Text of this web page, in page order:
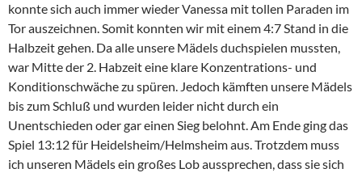
konnte sich auch immer wieder Vanessa mit tollen Paraden im
Tor auszeichnen. Somit konnten wir mit einem 4:7 Stand in die
Halbzeit gehen. Da alle unsere Mädels duchspielen mussten,
war Mitte der 2. Habzeit eine klare Konzentrations- und
Konditionschwäche zu spüren. Jedoch kämften unsere Mädels
bis zum Schluß und wurden leider nicht durch ein
Unentschieden oder gar einen Sieg belohnt. Am Ende ging das
Spiel 13:12 für Heidelsheim/Helmsheim aus. Trotzdem muss
ich unseren Mädels ein großes Lob aussprechen, dass sie sich